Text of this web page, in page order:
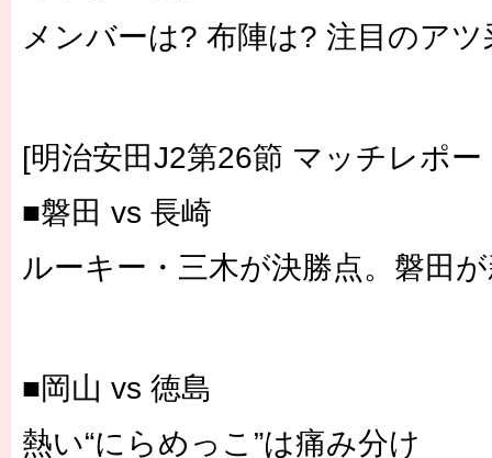
メンバーは? 布陣は? 注目のアツ
[明治安田J2第26節 マッチレポー
■磐田 vs 長崎
ルーキー・三木が決勝点。磐田
■岡山 vs 徳島
熱い“にらめっこ”は痛み分け